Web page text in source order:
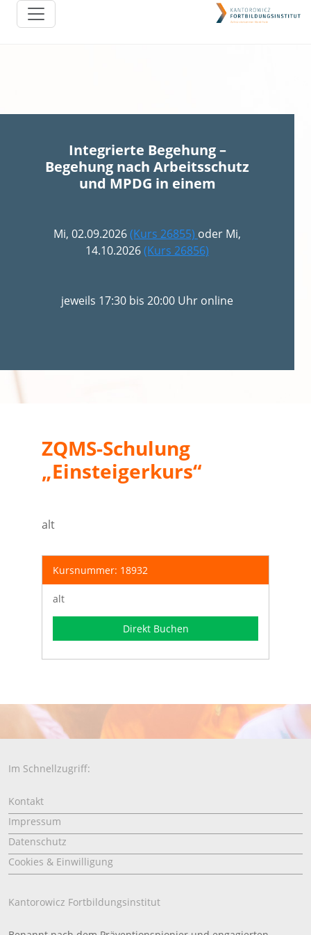
Integrierte Begehung –
Begehung nach Arbeitsschutz
und MPDG in einem
Mi, 02.09.2026(Kurs 26855) oder Mi,
14.10.2026(Kurs 26856)
jeweils 17:30 bis 20:00 Uhr online
ZQMS-Schulung
„Einsteigerkurs“
alt
Kursnummer: 18932
alt
Direkt Buchen
Im Schnellzugriff:
Kontakt
Impressum
Datenschutz
Cookies & Einwilligung
Kantorowicz Fortbildungsinstitut